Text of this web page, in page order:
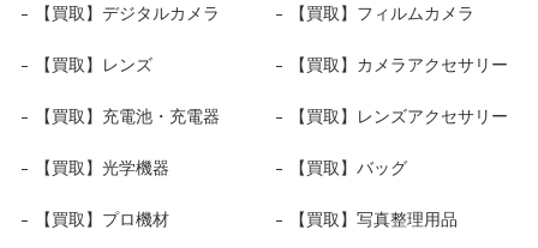
【買取】デジタルカメラ 【買取】フィルムカメラ
【買取】レンズ 【買取】カメラアクセサリー
【買取】充電池・充電器 【買取】レンズアクセサリー
【買取】光学機器 【買取】バッグ
【買取】プロ機材 【買取】写真整理用品